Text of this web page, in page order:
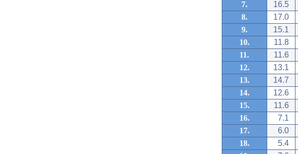
7.
16.5
8.
17.0
9.
15.1
10.
11.8
11.
11.6
12.
13.1
13.
14.7
14.
12.6
15.
11.6
16.
7.1
17.
6.0
18.
5.4